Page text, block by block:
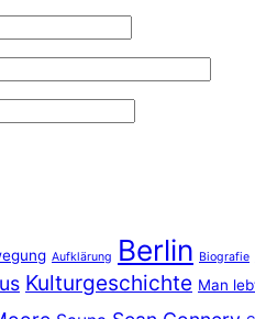
Aufklärung Berlin Biografie
Kulturgeschichte Man